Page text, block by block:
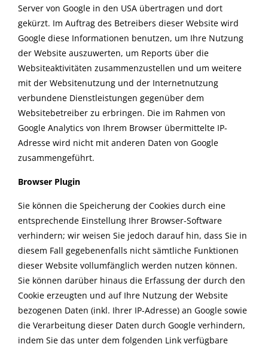
Server von Google in den USA übertragen und dort
gekürzt. Im Auftrag des Betreibers dieser Website wird
Google diese Informationen benutzen, um Ihre Nutzung
der Website auszuwerten, um Reports über die
Websiteaktivitäten zusammenzustellen und um weitere
mit der Websitenutzung und der Internetnutzung
verbundene Dienstleistungen gegenüber dem
Websitebetreiber zu erbringen. Die im Rahmen von
Google Analytics von Ihrem Browser übermittelte IP-
Adresse wird nicht mit anderen Daten von Google
zusammengeführt.
Browser Plugin
Sie können die Speicherung der Cookies durch eine
entsprechende Einstellung Ihrer Browser-Software
verhindern; wir weisen Sie jedoch darauf hin, dass Sie in
diesem Fall gegebenenfalls nicht sämtliche Funktionen
dieser Website vollumfänglich werden nutzen können.
Sie können darüber hinaus die Erfassung der durch den
Cookie erzeugten und auf Ihre Nutzung der Website
bezogenen Daten (inkl. Ihrer IP-Adresse) an Google sowie
die Verarbeitung dieser Daten durch Google verhindern,
indem Sie das unter dem folgenden Link verfügbare